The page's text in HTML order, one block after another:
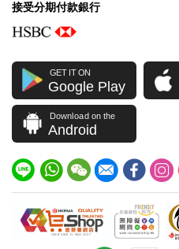
接受分期付款銀行
GET IT ON
Google Play
Download on the
Android